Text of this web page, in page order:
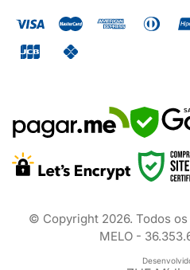
© Copyright 2026. Todos
MELO -